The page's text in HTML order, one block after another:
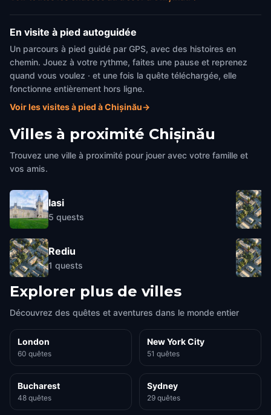
En visite à pied autoguidée
Un parcours à pied guidé par GPS, avec des histoires en
chemin. Jouez à votre rythme, faites une pause et reprenez
quand vous voulez · et une fois la quête téléchargée, elle
fonctionne entièrement hors ligne.
Voir les visites à pied à Chișinău→
Villes à proximité Chișinău
Trouvez une ville à proximité pour jouer avec votre famille et
vos amis.
Iasi
5 quests
Rediu
1 quests
Explorer plus de villes
Découvrez des quêtes et aventures dans le monde entier
London
60 quêtes
New York City
51 quêtes
Bucharest
48 quêtes
Sydney
29 quêtes